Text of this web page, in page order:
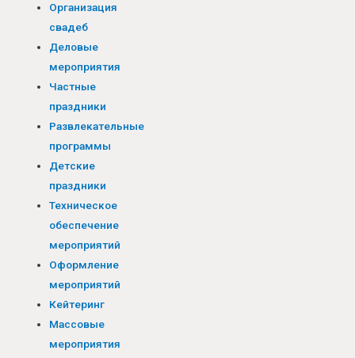
Организация
свадеб
Деловые
мероприятия
Частные
праздники
Развлекательные
программы
Детские
праздники
Техническое
обеспечение
мероприятий
Оформление
мероприятий
Кейтеринг
Массовые
мероприятия